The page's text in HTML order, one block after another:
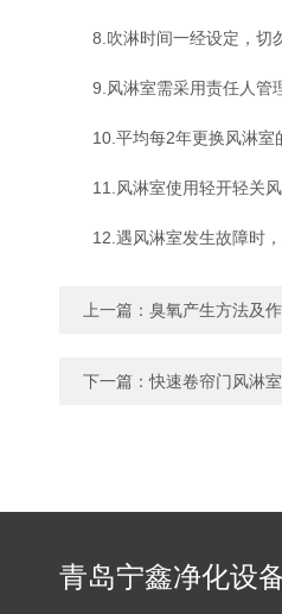
8.吹淋时间一经设定，切勿
9.风淋室需采用责任人管理
10.平均每2年更换风淋室
11.风淋室使用轻开轻关风
12.遇风淋室发生故障时，
上一篇： 臭氧产生方法及
下一篇：快速卷帘门风淋
青岛宁鑫净化设